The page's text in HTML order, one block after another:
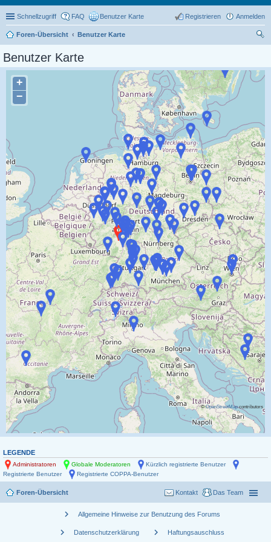
Schnellzugriff FAQ Benutzer Karte Anmelden
Registrieren
Foren-Übersicht
Benutzer Karte
Benutzer Karte
+
−
©OpenStreetMapcontributors
LEGENDE
Administratoren Globale Moderatoren
Kürzlich registrierte Benutzer
Registrierte Benutzer
Registrierte COPPA-Benutzer
Foren-Übersicht Das Team
Kontakt
chevron_right Allgemeine Hinweise zur Benutzung des Forums
chevron_right Datenschutzerklärung chevron_right Haftungsauschluss